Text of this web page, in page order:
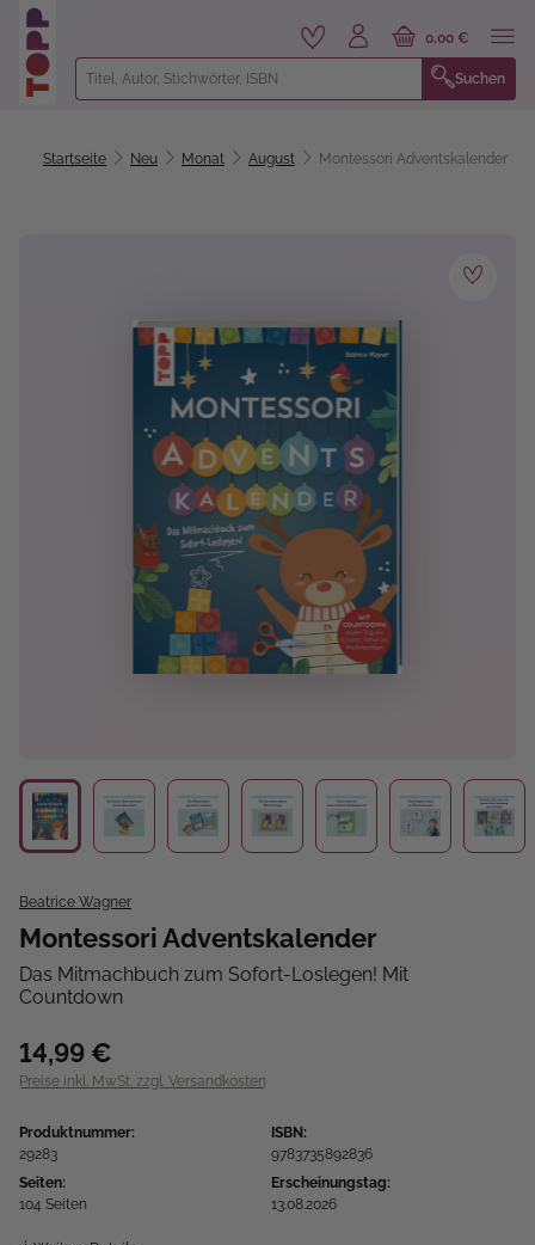
springen
Suchen
0,00 €
Startseite Neu Monat August Montessori Adventskalender
Beatrice Wagner
Montessori Adventskalender
Das Mitmachbuch zum Sofort-Loslegen! Mit
Countdown
14,99 €
Preise inkl. MwSt. zzgl. Versandkosten
Produktnummer:
29283
ISBN:
9783735892836
Seiten:
104 Seiten
Erscheinungstag:
13.08.2026